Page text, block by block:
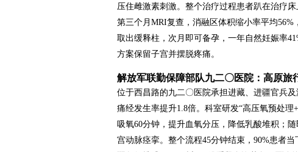
压住雌激素刺激。整个治疗过程患者趴在治疗
第三个月MRI复查，消融区体积缩小率平均
取出缓释柱，次月即可备孕，一年自然妊娠率
方案保留子宫并摆脱疼痛。
解放军联勤保障部队九二〇医院：高原旅
位于西昌路的九二〇医院承担进藏、进疆官兵
痛经发生率提升1.8倍。科室研发“高压氧预处
吸氧60分钟，提升血氧分压，降低乳酸堆积；
宫动脉痉挛。整个流程45分钟结束，90%患者